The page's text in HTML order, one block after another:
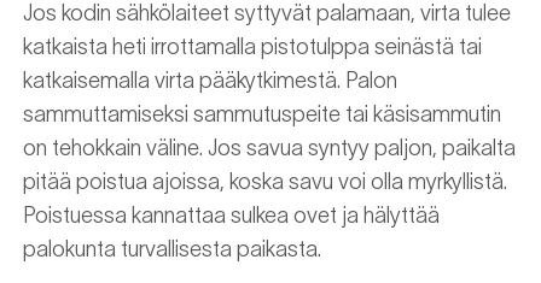
Jos kodin sähkölaiteet syttyvät palamaan, virta tulee
katkaista heti irrottamalla pistotulppa seinästä tai
katkaisemalla virta pääkytkimestä. Palon
sammuttamiseksi sammutuspeite tai käsisammutin
on tehokkain väline. Jos savua syntyy paljon, paikalta
pitää poistua ajoissa, koska savu voi olla myrkyllistä.
Poistuessa kannattaa sulkea ovet ja hälyttää
palokunta turvallisesta paikasta.